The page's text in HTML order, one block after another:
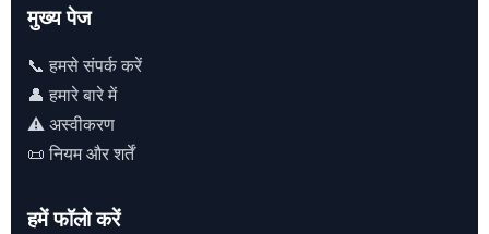
मुख्य पेज
📞 हमसे संपर्क करें
👤 हमारे बारे में
⚠️ अस्वीकरण
📜 नियम और शर्तें
हमें फॉलो करें